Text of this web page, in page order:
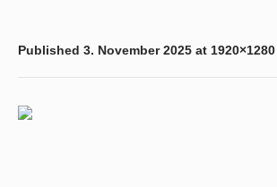
Published 3. November 2025 at